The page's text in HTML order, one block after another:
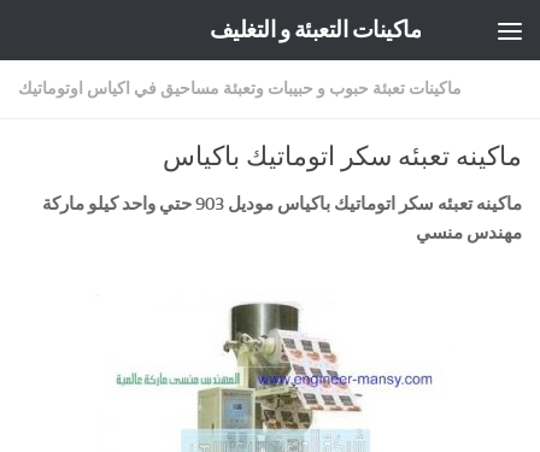
ماكينات التعبئة و التغليف
ماكينات تعبئة حبوب و حبيبات وتعبئة مساحيق في اكياس اوتوماتيك
ماكينه تعبئه سكر اتوماتيك باكياس
ماكينه تعبئه سكر اتوماتيك باكياس
موديل 903 حتي واحد كيلو ماركة
مهندس منسي